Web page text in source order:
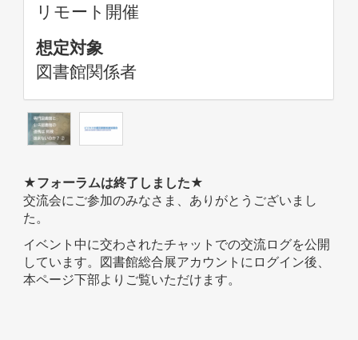
リモート開催
想定対象
図書館関係者
★フォーラムは終了しました★
交流会にご参加のみなさま、ありがとうございまし
た。
イベント中に交わされたチャットでの交流ログを公開
しています。図書館総合展アカウントにログイン後、
本ページ下部よりご覧いただけます。